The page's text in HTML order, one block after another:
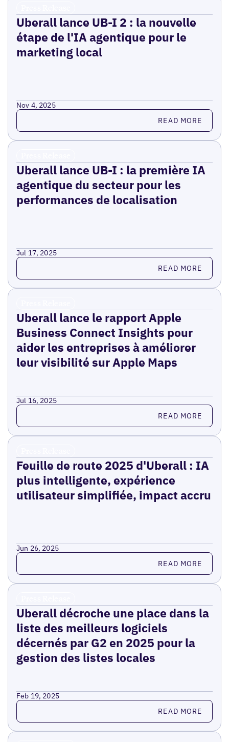
Uberall lance UB-I 2 : la nouvelle
étape de l'IA agentique pour le
marketing local
Nov 4, 2025
Read more READ MORE
Uberall lance UB-I : la première IA
agentique du secteur pour les
performances de localisation
Jul 17, 2025
Read more READ MORE
Uberall lance le rapport Apple
Business Connect Insights pour
aider les entreprises à améliorer
leur visibilité sur Apple Maps
Jul 16, 2025
Read more READ MORE
Feuille de route 2025 d'Uberall : IA
plus intelligente, expérience
utilisateur simplifiée, impact accru
Jun 26, 2025
Read more READ MORE
Uberall décroche une place dans la
liste des meilleurs logiciels
décernés par G2 en 2025 pour la
gestion des listes locales
Feb 19, 2025
Read more READ MORE